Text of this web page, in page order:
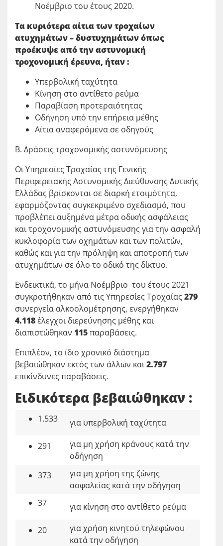
Νοέμβριο του έτους 2020.
Τα κυριότερα αίτια των τροχαίων
ατυχημάτων – δυστυχημάτων όπως
προέκυψε από την αστυνομική
τροχονομική έρευνα, ήταν :
Υπερβολική ταχύτητα
Κίνηση στο αντίθετο ρεύμα
Παραβίαση προτεραιότητας
Οδήγηση υπό την επήρεια μέθης
Αίτια αναφερόμενα σε οδηγούς
Β. Δράσεις τροχονομικής αστυνόμευσης
Οι Υπηρεσίες Τροχαίας της Γενικής
Περιφερειακής Αστυνομικής Διεύθυνσης Δυτικής
Ελλάδας βρίσκονται σε διαρκή ετοιμότητα,
εφαρμόζοντας συγκεκριμένο σχεδιασμό, που
προβλέπει αυξημένα μέτρα οδικής ασφάλειας
και τροχονομικής αστυνόμευσης για την ασφαλή
κυκλοφορία των οχημάτων και των πολιτών,
καθώς και για την πρόληψη και αποτροπή των
ατυχημάτων σε όλο το οδικό της δίκτυο.
Ενδεικτικά, το μήνα Νοέμβριο του έτους 2021
συγκροτήθηκαν από τις Υπηρεσίες Τροχαίας 279
συνεργεία αλκοολομέτρησης, ενεργήθηκαν
4.118έλεγχοι διερεύνησης μέθης και
διαπιστώθηκαν 115παραβάσεις.
Επιπλέον, το ίδιο χρονικό διάστημα
βεβαιώθηκαν εκτός των άλλων και2.797
επικίνδυνες παραβάσεις.
Ειδικότερα βεβαιώθηκαν :
1.533 για υπερβολική ταχύτητα
291
για μη χρήση κράνους κατά την
οδήγηση
373
για μη χρήση της ζώνης
ασφαλείας κατά την οδήγηση
37
για κίνηση στο αντίθετο ρεύμα
20
για χρήση κινητού τηλεφώνου
κατά την οδήγηση